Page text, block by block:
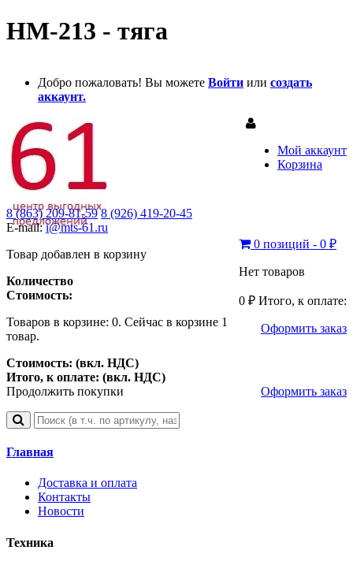
HM-213 - тяга
Добро пожаловать! Вы можете Войти или создать
аккаунт.
Мой аккаунт
Корзина
8 (863) 209-81-59 8 (926) 419-20-45
E-mail:i@mts-61.ru
0 позиций - 0 ₽
Нет товаров
0 ₽ Итого, к оплате:
Оформить заказ
Товар добавлен в корзину
Количество
Стоимость:
Товаров в корзине: 0. Сейчас в корзине 1
товар.
Стоимость: (вкл. НДС)
Итого, к оплате: (вкл. НДС)
Продолжить покупки
Оформить заказ
Главная
Доставка и оплата
Контакты
Новости
Техника